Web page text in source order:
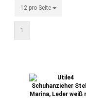
12 pro Seite
pro Seite
1